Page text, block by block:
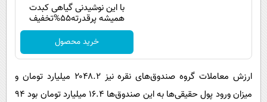
با این نوشیدنی گیاهی کبدت
همیشه پرقدرته55%تخفیف
خرید محصول
ارزش معاملات گروه صندوق‌های نقره نیز ۲۰۴۸.۲ میلیارد تومان و
میزان ورود پول حقیقی‌ها به این صندوق‌ها ۱۶.۴ میلیارد تومان بود ۹۴